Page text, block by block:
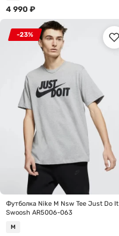
4 990 ₽
-23%
Футболка Nike M Nsw Tee Just Do It
Swoosh AR5006-063
M